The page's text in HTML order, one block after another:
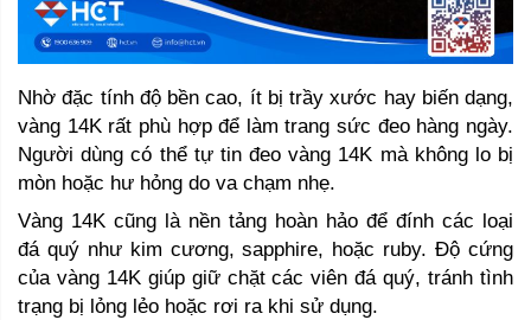
Nhờ đặc tính độ bền cao, ít bị trầy xước hay biến dạng,
vàng 14K rất phù hợp để làm trang sức đeo hàng ngày.
Người dùng có thể tự tin đeo vàng 14K mà không lo bị
mòn hoặc hư hỏng do va chạm nhẹ.
Vàng 14K cũng là nền tảng hoàn hảo để đính các loại
đá quý như kim cương, sapphire, hoặc ruby. Độ cứng
của vàng 14K giúp giữ chặt các viên đá quý, tránh tình
trạng bị lỏng lẻo hoặc rơi ra khi sử dụng.